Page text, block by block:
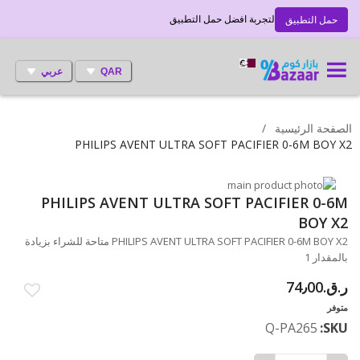
حمل التطبيق لتجربة افضل حمل التطبيق
QAR عربي
الصفحة الرئيسية
PHILIPS AVENT ULTRA SOFT PACIFIER 0-6M BOY X2
انتقل
إلى
النهاية
معرض
الصور
تخطي
إلى
بداية
معرض
الصور
PHILIPS AVENT ULTRA SOFT PACIFIER 0-6M
BOY X2
PHILIPS AVENT ULTRA SOFT PACIFIER 0-6M BOY X2 متاحة للشراء بزيادة
بالمقدار 1
ر.ق.‏74٫00
متوفر
SKU
Q-PA265